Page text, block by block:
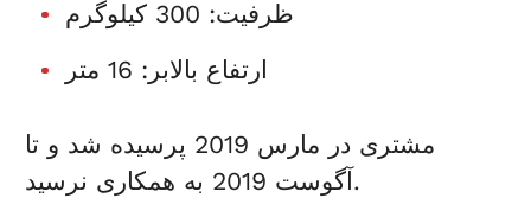
ظرفیت: 300 کیلوگرم
ارتفاع بالابر: 16 متر
مشتری در مارس 2019 پرسیده شد و تا
آگوست 2019 به همکاری نرسید.